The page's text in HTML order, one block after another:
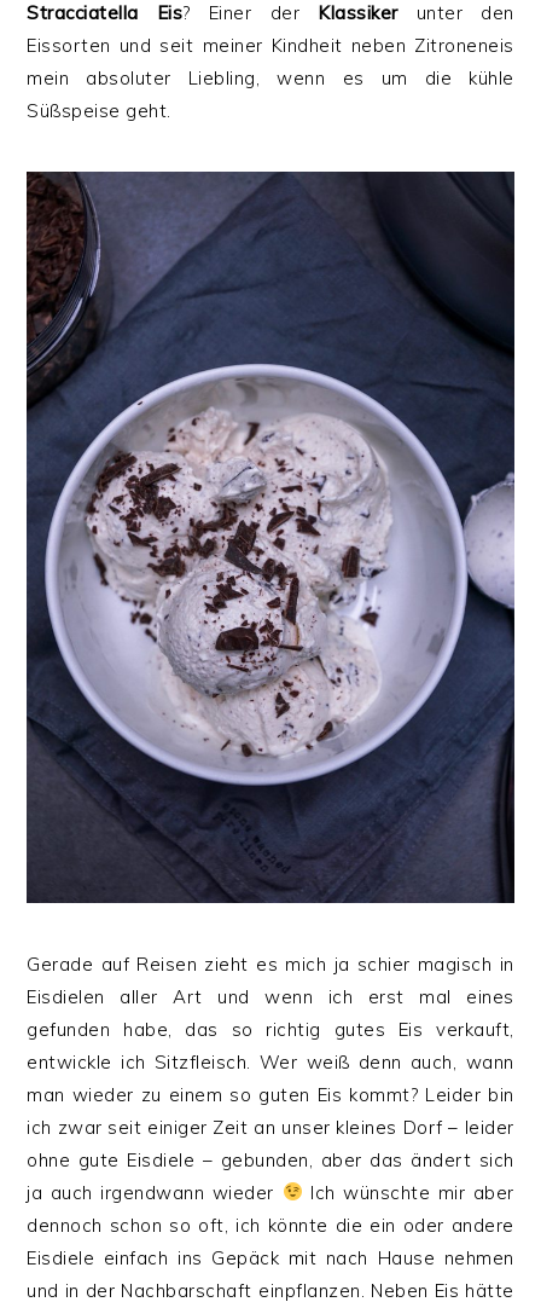
Stracciatella Eis? Einer der Klassikerunter den
Eissorten und seit meiner Kindheit neben Zitroneneis
mein absoluter Liebling, wenn es um die kühle
Süßspeise geht.
Gerade auf Reisen zieht es mich ja schier magisch in
Eisdielen aller Art und wenn ich erst mal eines
gefunden habe, das so richtig gutes Eis verkauft,
entwickle ich Sitzfleisch. Wer weiß denn auch, wann
man wieder zu einem so guten Eis kommt? Leider bin
ich zwar seit einiger Zeit an unser kleines Dorf – leider
ohne gute Eisdiele – gebunden, aber das ändert sich
ja auch irgendwann wieder
Ich wünschte mir aber
dennoch schon so oft, ich könnte die ein oder andere
Eisdiele einfach ins Gepäck mit nach Hause nehmen
und in der Nachbarschaft einpflanzen. Neben Eis hätte